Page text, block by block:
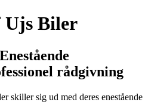
Ujs Biler
rådgivning
skiller sig ud med deres enestående